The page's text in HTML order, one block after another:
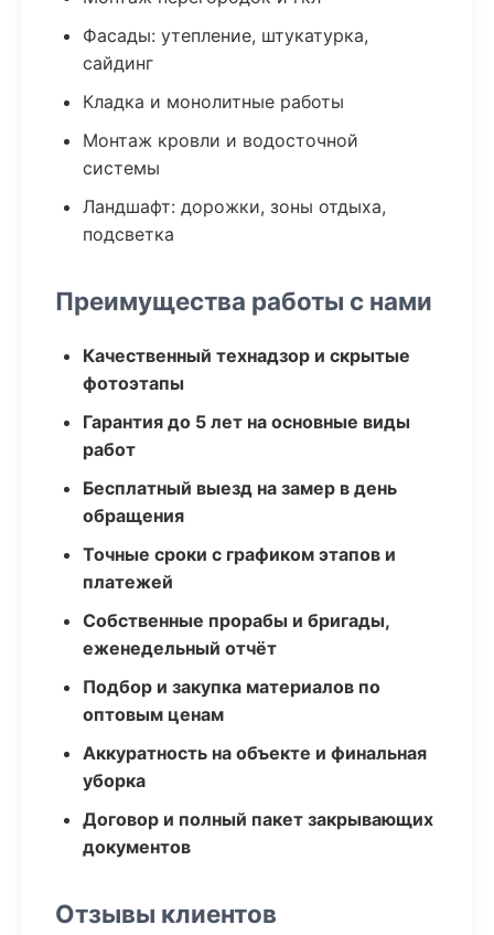
Фасады: утепление, штукатурка,
сайдинг
Кладка и монолитные работы
Монтаж кровли и водосточной
системы
Ландшафт: дорожки, зоны отдыха,
подсветка
Преимущества работы с нами
Качественный технадзор и скрытые
фотоэтапы
Гарантия до 5 лет на основные виды
работ
Бесплатный выезд на замер в день
обращения
Точные сроки с графиком этапов и
платежей
Собственные прорабы и бригады,
еженедельный отчёт
Подбор и закупка материалов по
оптовым ценам
Аккуратность на объекте и финальная
уборка
Договор и полный пакет закрывающих
документов
Отзывы клиентов